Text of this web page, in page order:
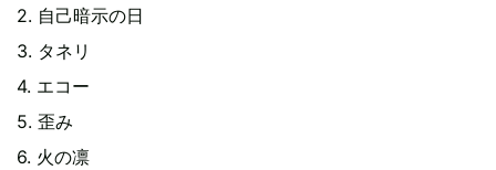
2. 自己暗示の日
3. タネリ
4. エコー
5. 歪み
6. 火の凛